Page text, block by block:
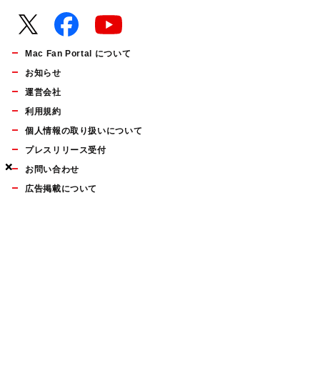
×
×
×
Mac Fan Portal について
お知らせ
運営会社
利用規約
個人情報の取り扱いについて
プレスリリース受付
お問い合わせ
広告掲載について